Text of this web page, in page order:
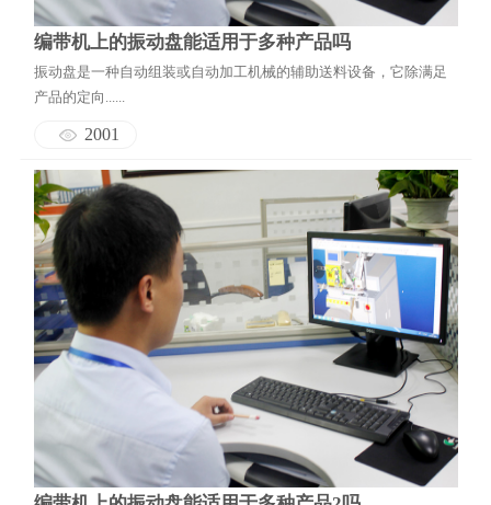
编带机上的振动盘能适用于多种产品吗
振动盘是一种自动组装或自动加工机械的辅助送料设备，它除满足
产品的定向......
2001